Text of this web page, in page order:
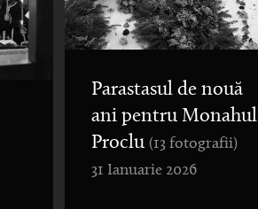
Parastasul de nouă
ani pentru Monahul
Proclu (13 fotografii)
31 Ianuarie 2026